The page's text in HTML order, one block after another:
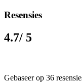
Resensies
4.7/ 5
Gebaseer op 36